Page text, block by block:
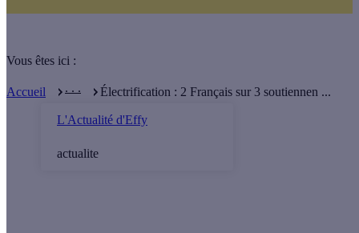
Vous êtes ici :
Accueil . . .
L'Actualité d'Effy
actualite
Électrification : 2 Français sur 3 soutiennen ...